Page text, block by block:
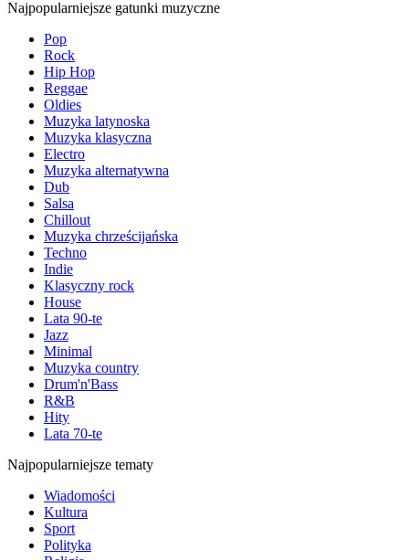
Najpopularniejsze gatunki muzyczne
Pop
Rock
Hip Hop
Reggae
Oldies
Muzyka latynoska
Muzyka klasyczna
Electro
Muzyka alternatywna
Dub
Salsa
Chillout
Muzyka chrześcijańska
Techno
Indie
Klasyczny rock
House
Lata 90-te
Jazz
Minimal
Muzyka country
Drum'n'Bass
R&B
Hity
Lata 70-te
Najpopularniejsze tematy
Wiadomości
Kultura
Sport
Polityka